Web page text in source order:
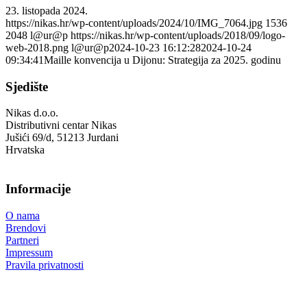
23. listopada 2024.
https://nikas.hr/wp-content/uploads/2024/10/IMG_7064.jpg 1536
2048 l@ur@p https://nikas.hr/wp-content/uploads/2018/09/logo-
web-2018.png l@ur@p2024-10-23 16:12:282024-10-24
09:34:41Maille konvencija u Dijonu: Strategija za 2025. godinu
Sjedište
Nikas d.o.o.
Distributivni centar Nikas
Jušići 69/d, 51213 Jurdani
Hrvatska
Informacije
O nama
Brendovi
Partneri
Impressum
Pravila privatnosti